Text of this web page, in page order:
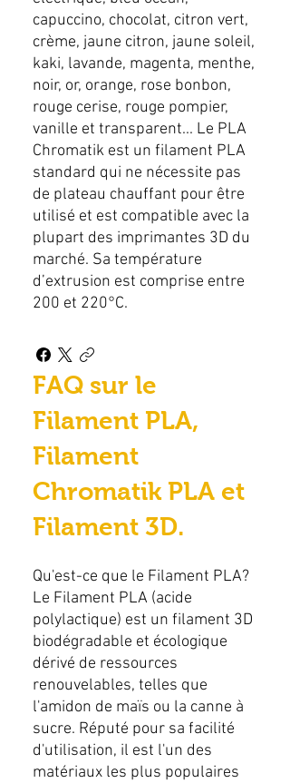
capuccino, chocolat, citron vert,
crème, jaune citron, jaune soleil,
kaki, lavande, magenta, menthe,
noir, or, orange, rose bonbon,
rouge cerise, rouge pompier,
vanille et transparent... Le PLA
Chromatik est un filament PLA
standard qui ne nécessite pas
de plateau chauffant pour être
utilisé et est compatible avec la
plupart des imprimantes 3D du
marché. Sa température
d’extrusion est comprise entre
200 et 220°C.
FAQ sur le
Filament PLA,
Filament
Chromatik PLA et
Filament 3D.
Qu'est-ce que le Filament PLA?
Le Filament PLA (acide
polylactique) est un filament 3D
biodégradable et écologique
dérivé de ressources
renouvelables, telles que
l'amidon de maïs ou la canne à
sucre. Réputé pour sa facilité
d'utilisation, il est l'un des
matériaux les plus populaires